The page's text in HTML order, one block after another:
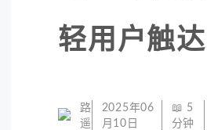
轻用户触达
路
遥
2025年06
月10日
📖 5
分钟